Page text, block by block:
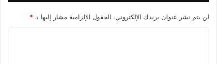
لن يتم نشر عنوان بريدك الإلكتروني. الحقول الإلزامية مشار إليها بـ *